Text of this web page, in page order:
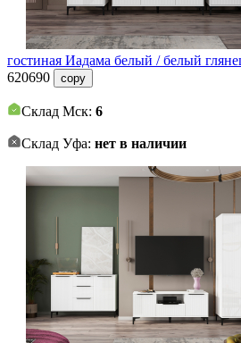
гостиная Иадама белый / белый
620690
copy
Склад Мск: 6
Склад Уфа: нет в наличии